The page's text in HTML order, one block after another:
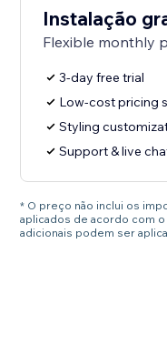
Instalação
Flexible monthly
3-day free trial
Low-cost pricing
Styling
Support & live
* O preço não inclui os
aplicados de acordo com
adicionais podem ser